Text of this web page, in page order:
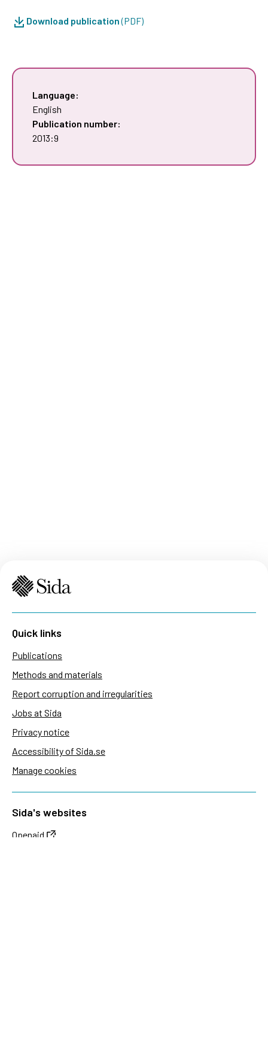
Download publication(PDF)
Language:
English
Publication number:
2013:9
Quick links
Publications
Methods and materials
Report corruption and irregularities
Jobs at Sida
Privacy notice
Accessibility of Sida.se
Manage cookies
Sida's websites
Openaid